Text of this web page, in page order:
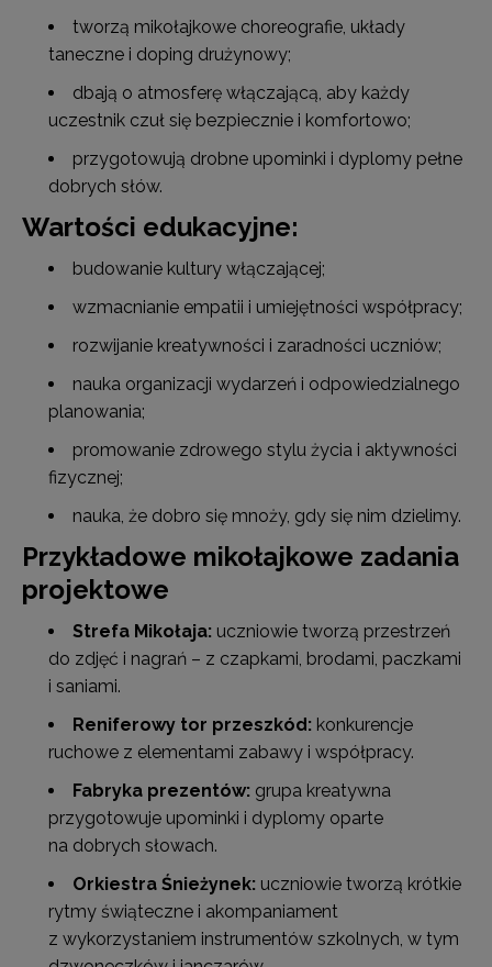
tworzą mikołajkowe choreografie, układy
taneczne i doping drużynowy;
dbają o atmosferę włączającą, aby każdy
uczestnik czuł się bezpiecznie i komfortowo;
przygotowują drobne upominki i dyplomy pełne
dobrych słów.
Wartości edukacyjne:
budowanie kultury włączającej;
wzmacnianie empatii i umiejętności współpracy;
rozwijanie kreatywności i zaradności uczniów;
nauka organizacji wydarzeń i odpowiedzialnego
planowania;
promowanie zdrowego stylu życia i aktywności
fizycznej;
nauka, że dobro się mnoży, gdy się nim dzielimy.
Przykładowe mikołajkowe zadania
projektowe
Strefa Mikołaja: uczniowie tworzą przestrzeń
do zdjęć i nagrań – z czapkami, brodami, paczkami
i saniami.
Reniferowy tor przeszkód: konkurencje
ruchowe z elementami zabawy i współpracy.
Fabryka prezentów: grupa kreatywna
przygotowuje upominki i dyplomy oparte
na dobrych słowach.
Orkiestra Śnieżynek: uczniowie tworzą krótkie
rytmy świąteczne i akompaniament
z wykorzystaniem instrumentów szkolnych, w tym